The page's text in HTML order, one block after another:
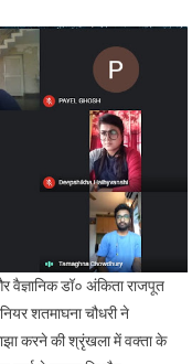
डॉ० अंकिता राजपूत
शतमाघना चौधरी ने
करने की श्रृंखला में वक्ता के